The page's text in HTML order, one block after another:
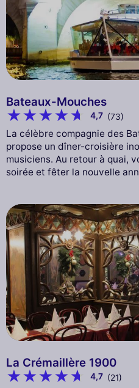
Bateaux-Mouches
4,7 (73)
La célèbre compagnie des
propose un dîner-croisière
musiciens. Au retour à quai,
soirée et fêter la nouvelle
La Crémaillère 1900
4,7 (21)